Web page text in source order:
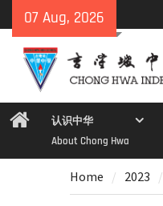
to
content
07 Aug, 2026
Home认识中华
About Chong Hwa
Home 2023